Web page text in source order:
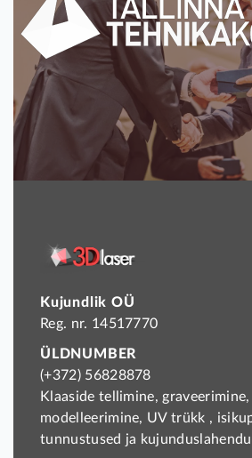
Kujundlik OÜ
Reg. nr. 14517770
ÜLDNUMBER
(+372) 56828878
Klaaside tellimine,
modelleerimine, UV trükk ,
tunnustused ja